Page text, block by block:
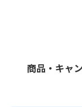
商品・キャ